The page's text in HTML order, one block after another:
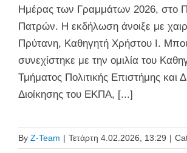
Ημέρας των Γραμμάτων 2026, στο
Πατρών. Η εκδήλωση άνοιξε με
Πρύτανη, Καθηγητή Χρήστου Ι.
συνεχίστηκε με την ομιλία του
Τμήματος Πολιτικής Επιστήμης και
Διοίκησης του ΕΚΠΑ, [...]
By Z-Team | Τετάρτη 4.02.2026, 13:29 |